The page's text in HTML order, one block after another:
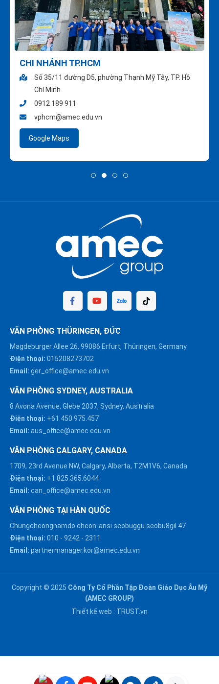
CHI NHÁNH TP.HCM
Số 35/11 đường D5, phường Thạnh Mỹ Tây, TP. Hồ
Chí Minh
0912 189 911
vphcm@amec.edu.vn
Google Maps
VĂN PHÒNG THÜRINGEN, ĐỨC
Magdeburger Allee 26, 99086 Erfurt, Thüringen, Germany
Điện thoại: 015208273702
Email: ger_office@amec.edu.vn
VĂN PHÒNG SYDNEY, AUSTRALIA
8 Avona Avenue, Glebe 2037, Sydney, Australia
Điện thoại: +61.450.975.457
Email: aus_office@amec.edu.vn
VĂN PHÒNG CALGARY, CANADA
1709, 23rd Avenue NW, Calgary, Alberta, T2M1V6, Canada
Điện thoại: +1.825.365.6044
Email: can_office@amec.edu.vn
VĂN PHÒNG TẠI HÀN QUỐC
Chungcheongnamdo cheon-ansi seobuggu seobu8gil 47
Điện thoại: 010 - 9242 - 2311
Email: partnermanager.kor@amec.edu.vn
Copyright © 2025 Công Ty Cổ Phần Tập Đoàn Giáo Dục Âu Mỹ
(AMEC GROUP)
Thiết kế web : TRUST.vn
HÀ NỘI :
0914863466
ĐÀ NẴNG :
0916082128
HỒ CHÍ MINH :
0911002551
Chat với chúng tôi trên
Zalo